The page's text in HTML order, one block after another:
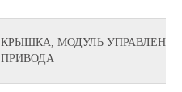
КРЫШКА, МОДУЛЬ
ПРИВОДА